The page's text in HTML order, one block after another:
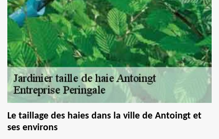
Le taillage des haies dans la ville de Antoingt et
ses environs